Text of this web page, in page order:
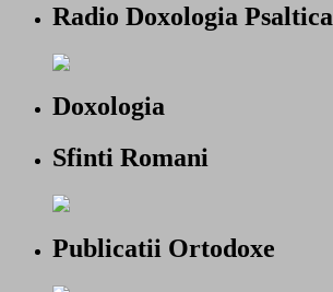
Radio Doxologia Psaltica
Doxologia
Sfinti Romani
Publicatii Ortodoxe